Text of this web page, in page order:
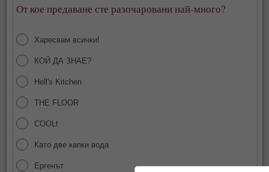
От кое предаване сте разочаровани най-много?
Харесвам всички!
КОЙ ДА ЗНАЕ?
Hell's Kitchen
THE FLOOR
COOLt
Като две капки вода
Ергенът